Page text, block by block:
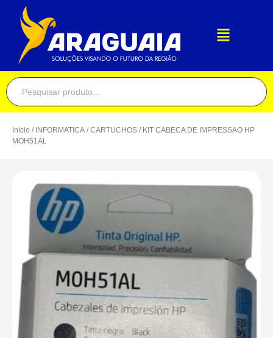
Início / INFORMATICA /CARTUCHOS / KIT CABECA DE IMPRESSAO HP
MOH51AL